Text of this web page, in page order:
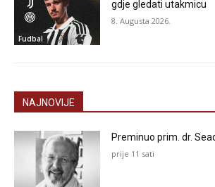
Fudbal
gdje gledati utakmicu
8. Augusta 2026.
NAJNOVIJE
Preminuo prim. dr.
prije 11 sati